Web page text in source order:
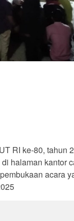
RI ke-80, tahun
halaman kantor
acara